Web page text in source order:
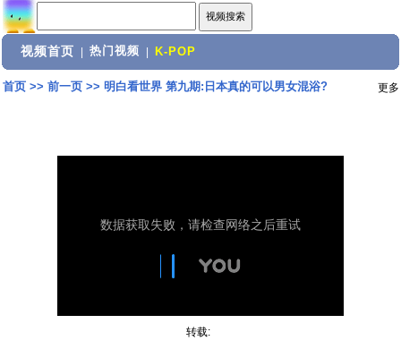
视频首页 热门视频 K-POP
首页>> 前一页>> 明白看世界 第九期:日本真的可以男女混浴? 更多
转载: